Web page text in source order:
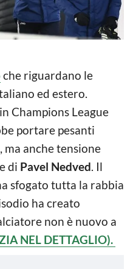
che riguardano le
ed estero.
Champions League
portare pesanti
anche tensione
di Pavel Nedved. Il
sfogato tutta la rabbia
ha creato
non è nuovo a
NEL DETTAGLIO).